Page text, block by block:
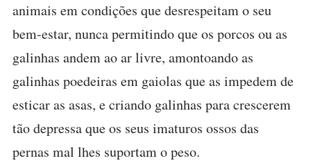
animais em condições que desrespeitam o seu
bem-estar, nunca permitindo que os porcos ou as
galinhas andem ao ar livre, amontoando as
galinhas poedeiras em gaiolas que as impedem de
esticar as asas, e criando galinhas para crescerem
tão depressa que os seus imaturos ossos das
pernas mal lhes suportam o peso.